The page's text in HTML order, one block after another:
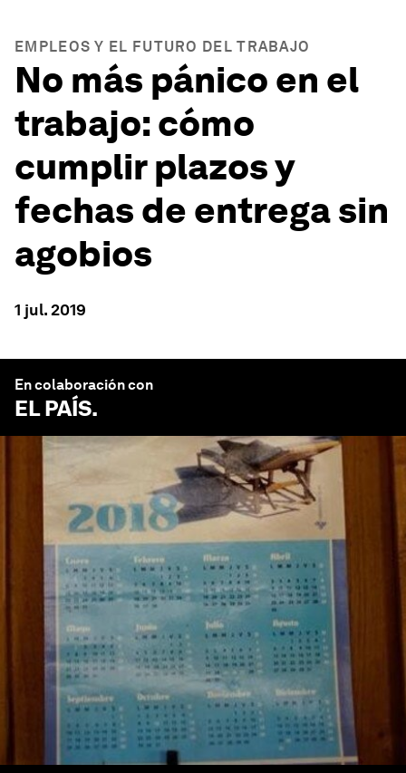
EMPLEOS Y EL FUTURO DEL TRABAJO
No más pánico en el
trabajo: cómo
cumplir plazos y
fechas de entrega sin
agobios
1 jul. 2019
En colaboración con
EL PAÍS.